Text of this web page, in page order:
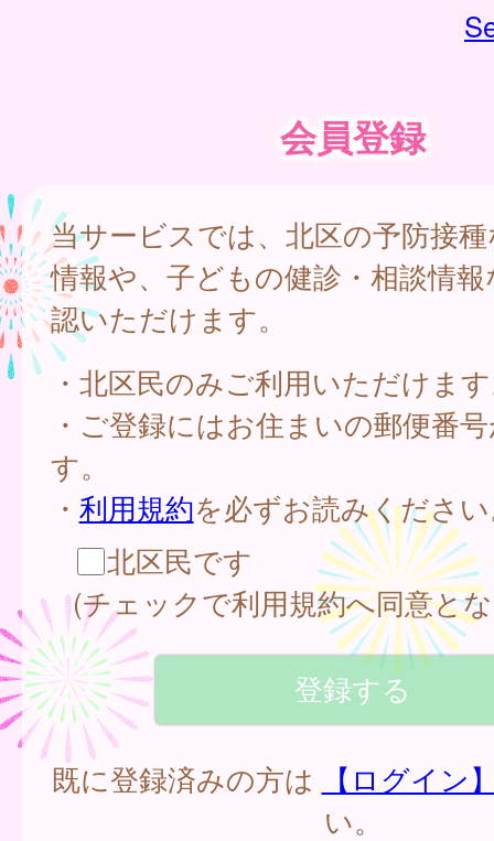
会員登録
当サービスでは、北区の予防接
情報や、子どもの健診・相談情
認いただけます。
・北区民のみご利用いただけま
・ご登録にはお住まいの郵便番
す。
・ 利用規約を必ずお読みくださ
北区民です
(チェックで利用規約へ同意と
既に登録済みの方は
【ログイン
い。